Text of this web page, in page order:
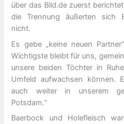
über das Bild.de zuerst
die Trennung äußerten sich
nicht.
Es gebe „keine neuen
Wichtigste bleibt für uns,
unsere beiden Töchter in
Umfeld aufwachsen können.
auch weiter in unserem
Potsdam.“
Baerbock und Holefleisch